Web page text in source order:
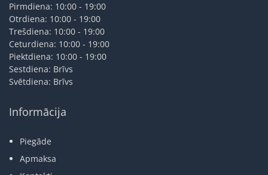
Pirmdiena: 10:00 - 19:00
Otrdiena: 10:00 - 19:00
Trešdiena: 10:00 - 19:00
Ceturdiena: 10:00 - 19:00
Piektdiena: 10:00 - 19:00
Sestdiena: Brīvs
Svētdiena: Brīvs
Informācija
Piegāde
Apmaksa